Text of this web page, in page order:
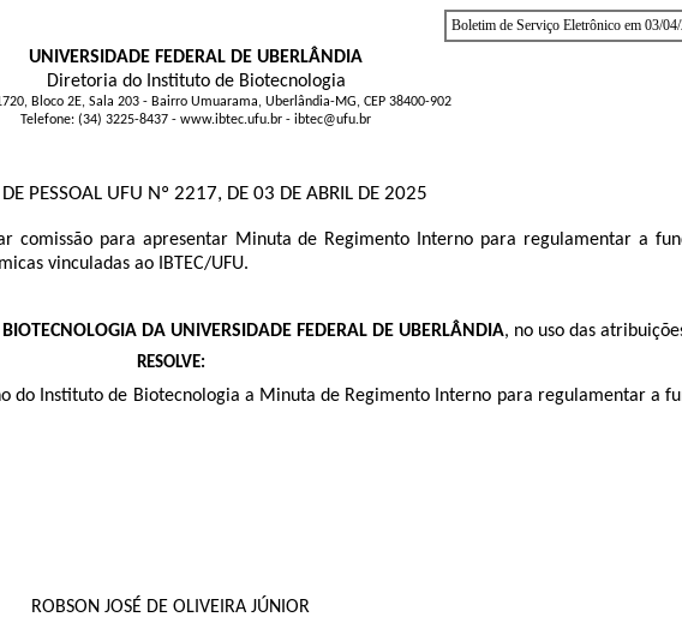
Boletim de Serviço Eletrônico em 03/
UNIVERSIDADE FEDERAL DE UBERLÂNDIA
Diretoria do Instituto de Biotecnologia
Bloco 2E, Sala 203 - Bairro Umuarama, Uberlândia-MG, CEP 38400-902
Telefone: (34) 3225-8437 - www.ibtec.ufu.br - ibtec@ufu.br
DE PESSOAL UFU Nº 2217, DE 03 DE ABRIL DE 2025
comissão para apresentar Minuta de Regimento Interno para regulamentar a
vinculadas ao IBTEC/UFU.
DA UNIVERSIDADE FEDERAL DE UBERLÂNDIA, no uso das
RESOLVE:
do Instituto de Biotecnologia a Minuta de Regimento Interno para regulamentar a
ROBSON JOSÉ DE OLIVEIRA JÚNIOR